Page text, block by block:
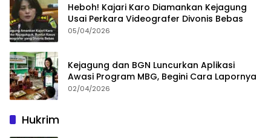
Heboh! Kajari Karo Diamankan Kejagung
Usai Perkara Videografer Divonis Bebas
05/04/2026
Kejagung dan BGN Luncurkan Aplikasi
Awasi Program MBG, Begini Cara Lapornya
02/04/2026
Hukrim